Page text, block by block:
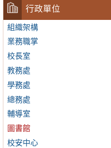
行政單位
組織架構
業務職掌
校長室
教務處
學務處
總務處
輔導室
圖書館
校安中心